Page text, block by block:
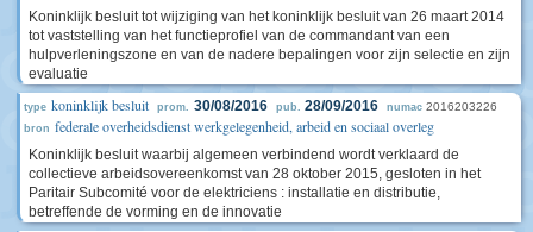
Koninklijk besluit tot wijziging van het koninklijk besluit van 26 maart 2014
tot vaststelling van het functieprofiel van de commandant van een
hulpverleningszone en van de nadere bepalingen voor zijn selectie en zijn
evaluatie
type koninklijk besluit prom. 30/08/2016 pub. 28/09/2016 numac 2016203226
bron federale overheidsdienst werkgelegenheid, arbeid en sociaal overleg
Koninklijk besluit waarbij algemeen verbindend wordt verklaard de
collectieve arbeidsovereenkomst van 28 oktober 2015, gesloten in het
Paritair Subcomité voor de elektriciens : installatie en distributie,
betreffende de vorming en de innovatie